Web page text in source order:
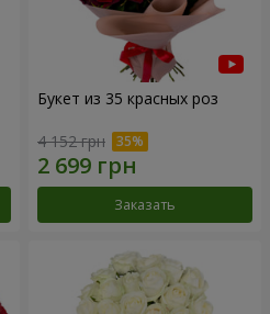
Букет из 35 красных роз
4 152 грн
Заказать